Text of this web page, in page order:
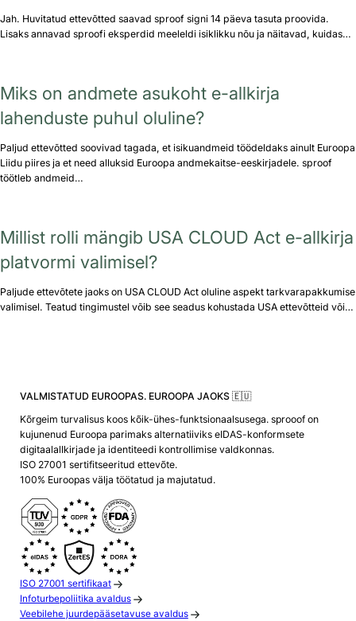
Jah. Huvitatud ettevõtted saavad sproof signi 14 päeva tasuta proovida.
Lisaks annavad sproofi eksperdid meeleldi isiklikku nõu ja näitavad, kuidas…
Miks on andmete asukoht e-allkirja
lahenduste puhul oluline?
Paljud ettevõtted soovivad tagada, et isikuandmeid töödeldaks ainult Euroopa
Liidu piires ja et need alluksid Euroopa andmekaitse-eeskirjadele. sproof
töötleb andmeid…
Millist rolli mängib USA CLOUD Act e-allkirja
platvormi valimisel?
Paljude ettevõtete jaoks on USA CLOUD Act oluline aspekt tarkvarapakkumise
valimisel. Teatud tingimustel võib see seadus kohustada USA ettevõtteid või…
VALMISTATUD EUROOPAS. EUROOPA JAOKS 🇪🇺
Kõrgeim turvalisus koos kõik-ühes-funktsionaalsusega. sprooof on
kujunenud Euroopa parimaks alternatiiviks eIDAS-konformsete
digitaalallkirjade ja identiteedi kontrollimise valdkonnas.
ISO 27001 sertifitseeritud ettevõte.
100% Euroopas välja töötatud ja majutatud.
ISO 27001 sertifikaat
Infoturbepoliitika avaldus
Veebilehe juurdepääsetavuse avaldus